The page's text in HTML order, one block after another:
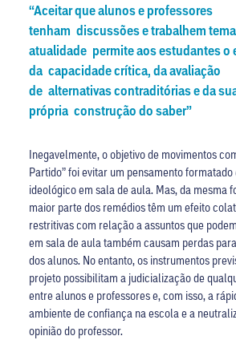
“Aceitar que alunos e professores
tenham discussões e trabalhem
atualidade permite aos estudantes o
da capacidade crítica, da avaliação
de alternativas contraditórias e da
própria construção do saber”
Inegavelmente, o objetivo de movimentos
Partido” foi evitar um pensamento
ideológico em sala de aula. Mas, da mesma
maior parte dos remédios têm um efeito
restritivas com relação a assuntos que
em sala de aula também causam perdas
dos alunos. No entanto, os instrumentos
projeto possibilitam a judicialização de
entre alunos e professores e, com isso, a
ambiente de confiança na escola e a
opinião do professor.